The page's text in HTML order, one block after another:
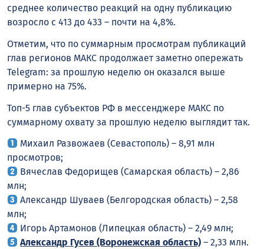
среднее количество реакций на одну публикацию
возросло с 413 до 433 – почти на 4,8%.
Отметим, что по суммарным просмотрам публикаций
глав регионов MАКС продолжает заметно опережать
Telegram: за прошлую неделю он оказался выше
примерно на 75%.
Топ-5 глав субъектов РФ в мессенджере MАКС по
суммарному охвату за прошлую неделю выглядит так.
Михаил Развожаев (Севастополь) – 8,91 млн
просмотров;
Вячеслав Федорищев (Самарская область) – 2,86
млн;
Александр Шуваев (Белгородская область) – 2,58
млн;
Игорь Артамонов (Липецкая область) – 2,49 млн;
Александр Гусев (Воронежская область) – 2,33 млн.